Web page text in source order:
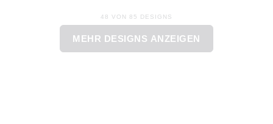
48 VON 85 DESIGNS
MEHR DESIGNS ANZEIGEN